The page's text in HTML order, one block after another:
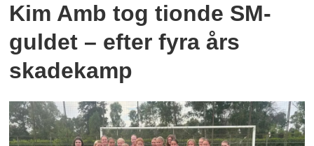
Kim Amb tog tionde SM-
guldet – efter fyra års
skadekamp